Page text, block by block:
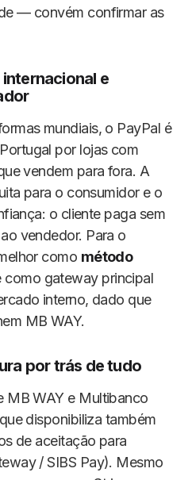
— convém confirmar as
e
mundiais, o PayPal é
por lojas com
vendem para fora. A
para o consumidor e o
o cliente paga sem
vendedor. Para o
como método
como gateway principal
interno, dado que
MB WAY.
por trás de tudo
MB WAY e Multibanco
disponibiliza também
de aceitação para
/ SIBS Pay). Mesmo